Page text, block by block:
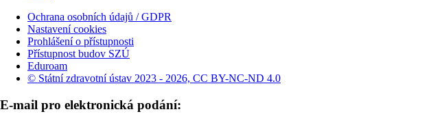
Ochrana osobních údajů / GDPR
Nastavení cookies
Prohlášení o přístupnosti
Přístupnost budov SZÚ
Eduroam
© Státní zdravotní ústav 2023 - 2026, CC BY-NC-ND 4.0
E-mail pro elektronická podání: